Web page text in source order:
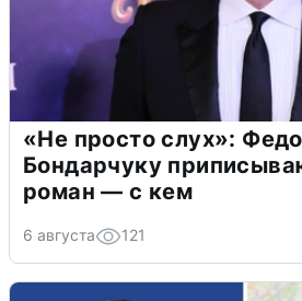
«Не просто слух»:
Бондарчуку
роман — с кем
6 августа 121